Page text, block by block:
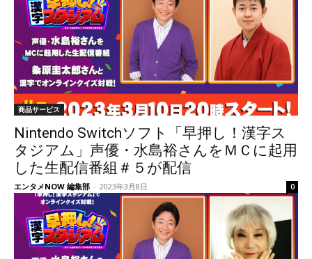
商品サービス
Nintendo Switchソフト「早押し！漢字ス
タジアム」声優・水島裕さんをＭＣに起用
した生配信番組＃５が配信
エンタメNOW 編集部 - 2023年3月8日 0